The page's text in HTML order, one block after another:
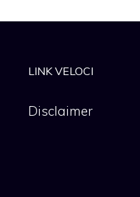
LINK VELOCI
Disclaimer